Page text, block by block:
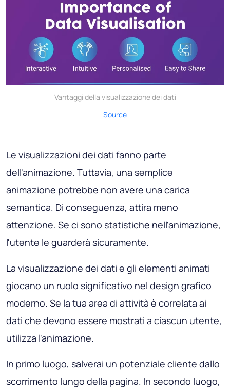
Vantaggi della visualizzazione dei dati
Source
Le visualizzazioni dei dati fanno parte
dell'animazione. Tuttavia, una semplice
animazione potrebbe non avere una carica
semantica. Di conseguenza, attira meno
attenzione. Se ci sono statistiche nell'animazione,
l'utente le guarderà sicuramente.
La visualizzazione dei dati e gli elementi animati
giocano un ruolo significativo nel design grafico
moderno. Se la tua area di attività è correlata ai
dati che devono essere mostrati a ciascun utente,
utilizza l'animazione.
In primo luogo, salverai un potenziale cliente dallo
scorrimento lungo della pagina. In secondo luogo,